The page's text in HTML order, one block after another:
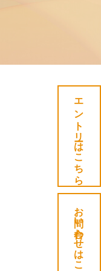
エントリーはこちら
お問い合わせはこちら